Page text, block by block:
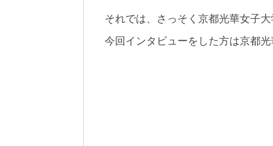
それでは、さっそく京都光華女子
今回インタビューをした方は京都